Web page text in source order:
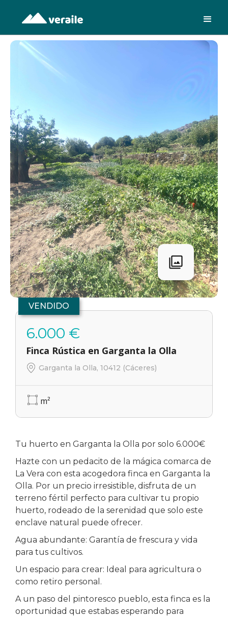
VENDIDO
6.000 €
Finca Rústica en Garganta la Olla
Garganta la Olla, 10412 (Cáceres)
m²
Tu huerto en Garganta la Olla por solo 6.000€
Hazte con un pedacito de la mágica comarca de
La Vera con esta acogedora finca en Garganta la
Olla. Por un precio irresistible, disfruta de un
terreno fértil perfecto para cultivar tu propio
huerto, rodeado de la serenidad que solo este
enclave natural puede ofrecer.
Agua abundante: Garantía de frescura y vida
para tus cultivos.
Un espacio para crear: Ideal para agricultura o
como retiro personal.
A un paso del pintoresco pueblo, esta finca es la
oportunidad que estabas esperando para